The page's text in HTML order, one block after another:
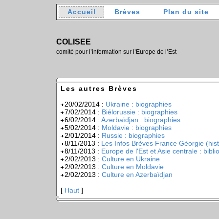
Accueil Brèves Plan du site
COLISEE
comité pour l’information sur l’Europe de l’Est
Les autres Brèves
20/02/2014 : Ukraine : biographies
7/02/2014 : Biélorussie : biographies
6/02/2014 : Azerbaïdjan : biographies
5/02/2014 : Moldavie : biographies
2/01/2014 : Russie : biographies
8/11/2013 : Les Infos Brèves France Géorgie
8/11/2013 : Europe de l'Est et Asie centrale :
2/02/2013 : Culture en Ukraine
2/02/2013 : Culture en Moldavie
2/02/2013 : Culture en Azerbaïdjan
[ Haut ]